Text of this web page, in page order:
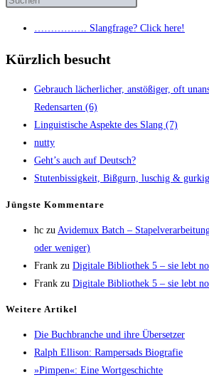
……………. Slang­fra­ge? Click here!
Kürzlich besucht
Gebrauch lächer­li­cher, anstö­ßi­ger, oft
Redens­ar­ten (6)
Lin­gu­is­ti­sche Aspek­te des Slang (7)
nut­ty
Geht’s auch auf Deutsch?
Stu­ten­bis­sig­keit, Biß­gurn, luschig & gurkig
Jüngs­te Kommentare
hc zu Avi­de­mux Batch –
oder weniger)
Frank zu Digi­ta­le Biblio­thek 5 – sie lebt
Frank zu Digi­ta­le Biblio­thek 5 – sie lebt
Wei­te­re Artikel
Die Buch­bran­che und ihre Übersetzer
Ralph Elli­son: Ram­pers­ads Biografie
»Pim­pen«: Eine Wortgeschichte